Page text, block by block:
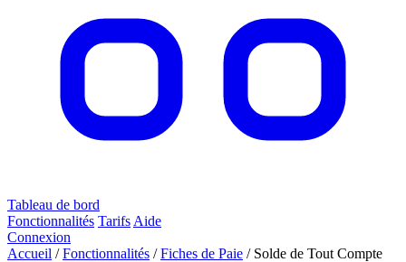
Tableau de bord
Fonctionnalités Tarifs Aide
Connexion
Accueil / Fonctionnalités / Fiches de Paie / Solde de Tout Compte